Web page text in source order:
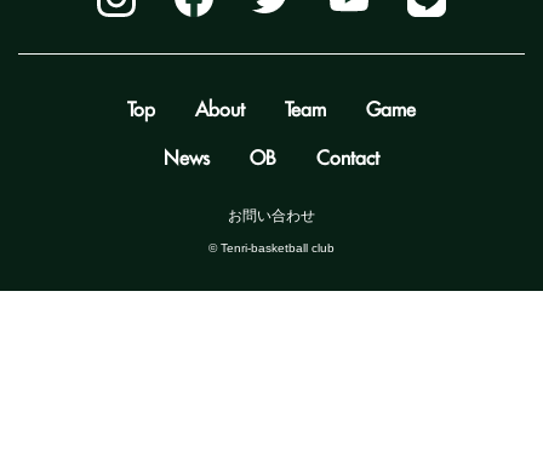
Top About Team Game
News OB Contact
お問い合わせ
©️ Tenri-basketball club